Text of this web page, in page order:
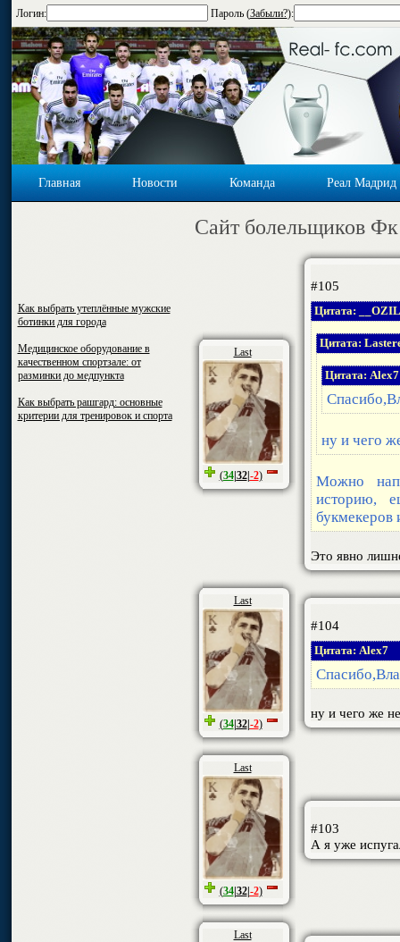
Логин: Пароль (Забыли?):
Главная Новости Команда Реал Мадрид
Cайт болельщиков
Как выбрать утеплённые мужские
ботинки для города
Медицинское оборудование в
качественном спортзале: от
разминки до медпункта
Как выбрать рашгард: основные
критерии для тренировок и спорта
Last
(34| 32| -2)
#105
Цитата:
Цитата:
Цитата: Alex7
ну и чего
Можно
историю,
букмекеров
Это явно
Last
(34| 32| -2)
#104
Цитата: Alex7
ну и чего же
Last
(34| 32| -2)
#103
А я уже
Last